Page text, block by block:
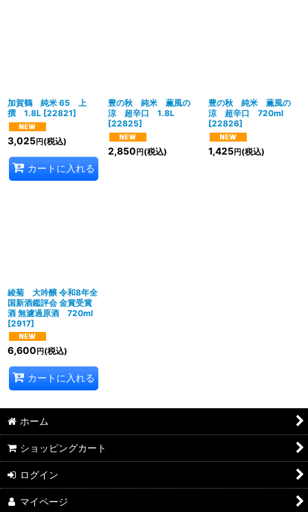
加賀鶴 純米 65 上
撰 1.8L [22821]
3,025円 (税込)
カートに入れる
豊の秋 純米 薫風の
涼 超辛口 1.8L
[22825]
2,850 円(税込)
豊の秋 純米 薫風の
涼 超辛口 720ml
[22826]
1,425円(税込)
綾菊 大吟醸 令和8年全
国新酒鑑評会 金賞受賞
酒 無濾過原酒 720ml
[2917]
6,600 円 (税込)
カートに入れる
ホーム
ショッピングカート
ログイン
マイページ